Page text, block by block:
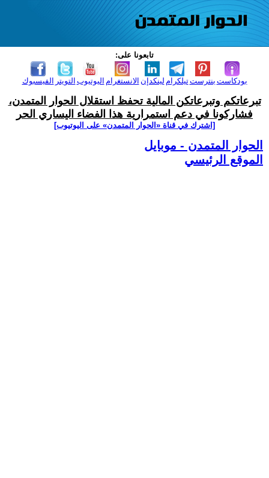
تابعونا على:
الفيسبوك التويتر اليوتيوب الانستغرام لينكدإن تيلكرامبنترست بودكاست
تبرعاتكم وتبرعاتكن المالية تحفظ استقلال الحوار المتمدن،
فشاركونا في دعم استمرارية هذا الفضاء اليساري الحر
[اشترك في قناة ‫«الحوار المتمدن» على اليوتيوب]
الحوار المتمدن - موبايل
الموقع الرئيسي